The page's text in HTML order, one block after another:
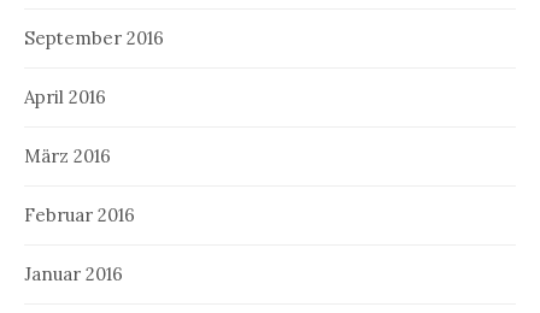
September 2016
April 2016
März 2016
Februar 2016
Januar 2016